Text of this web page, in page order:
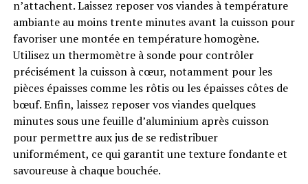
n’attachent. Laissez reposer vos viandes à température
ambiante au moins trente minutes avant la cuisson pour
favoriser une montée en température homogène.
Utilisez un thermomètre à sonde pour contrôler
précisément la cuisson à cœur, notamment pour les
pièces épaisses comme les rôtis ou les épaisses côtes de
bœuf. Enfin, laissez reposer vos viandes quelques
minutes sous une feuille d’aluminium après cuisson
pour permettre aux jus de se redistribuer
uniformément, ce qui garantit une texture fondante et
savoureuse à chaque bouchée.